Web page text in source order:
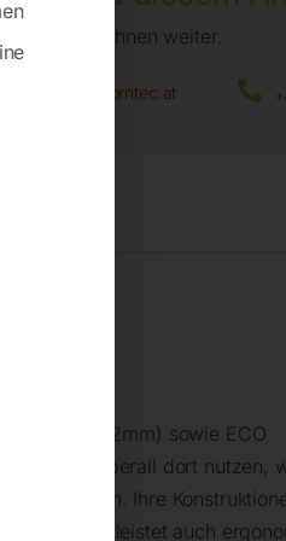
helfen wir Ihnen weiter.
office@horntec.at
12mm) sowie ECO
sie überall dort nutzen,
nutzen. Ihre
gewährleistet auch